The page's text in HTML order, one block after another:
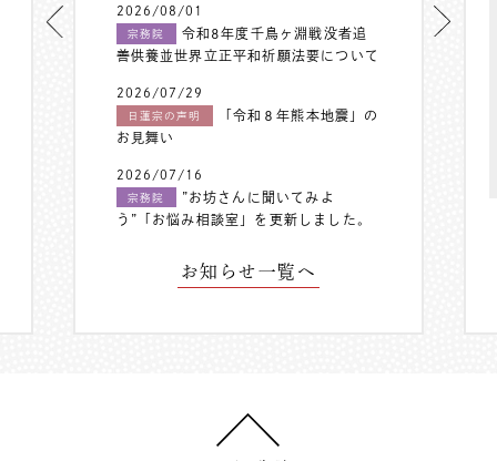
2026/08/01
宗務院
令和8年度千鳥ヶ淵戦没者追
善供養並世界立正平和祈願法要について
2026/07/29
日蓮宗の声明
「令和８年熊本地震」の
お見舞い
2026/07/16
宗務院
”お坊さんに聞いてみよ
う”「お悩み相談室」を更新しました。
お知らせ一覧へ